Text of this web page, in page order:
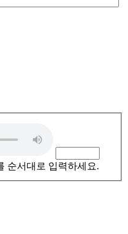
순서대로 입력하세요.